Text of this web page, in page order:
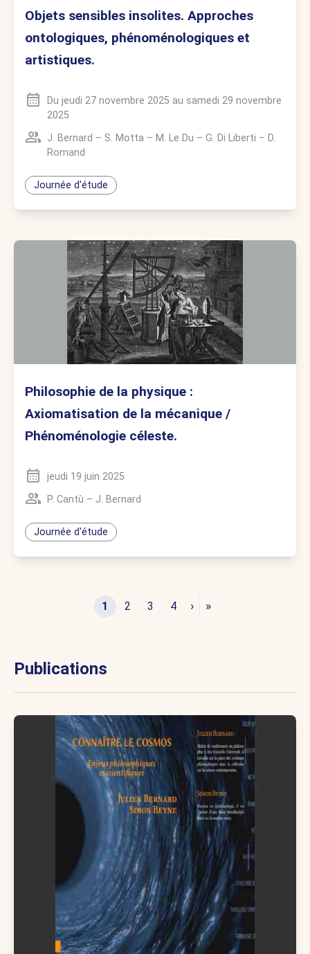
Objets sensibles insolites. Approches
ontologiques, phénoménologiques et
artistiques.
Du jeudi 27 novembre 2025 au samedi 29 novembre
2025
J. Bernard – S. Motta – M. Le Du – G. Di Liberti – D.
Romand
Journée d'étude
Philosophie de la physique :
Axiomatisation de la mécanique /
Phénoménologie céleste.
jeudi 19 juin 2025
P. Cantù – J. Bernard
Journée d'étude
1 2 3 4 › »
Publications